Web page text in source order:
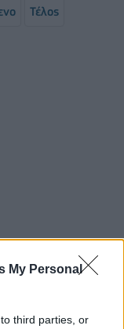
My Personal
third parties, or
Τέλος
: Οι εμπειρίες